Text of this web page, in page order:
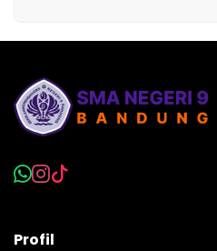
Profil